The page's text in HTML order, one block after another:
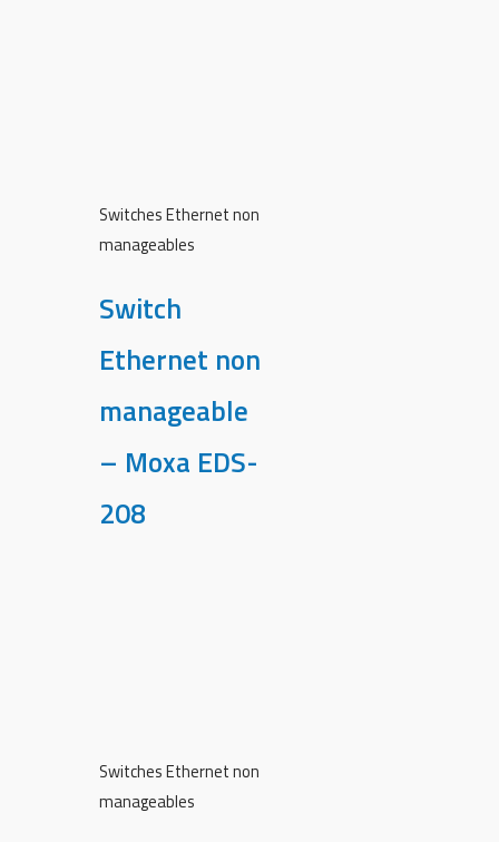
Switches Ethernet non
manageables
Switch
Ethernet non
manageable
– Moxa EDS-
208
Switches Ethernet non
manageables